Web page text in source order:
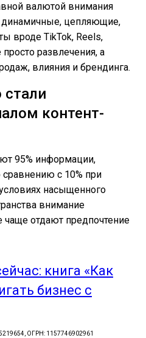
валютой внимания
динамичные, цепляющие,
вроде TikTok, Reels,
развлечения, а
влияния и брендинга.
стали
контент-
95% информации,
сравнению с 10% при
насыщенного
внимание
чаще отдают предпочтение
книга «Как
бизнес с
ОГРН: 1157746902961